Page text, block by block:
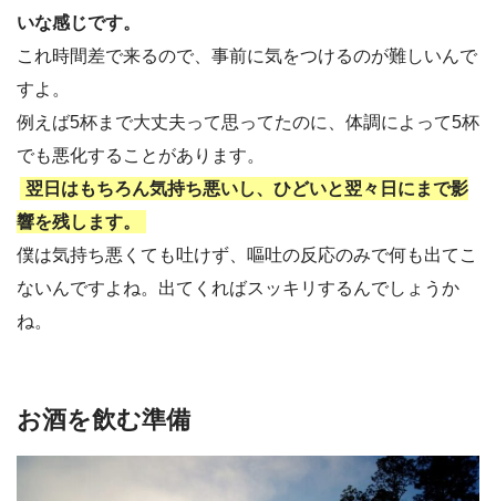
いな感じです。
これ時間差で来るので、事前に気をつけるのが難しいんで
すよ。
例えば5杯まで大丈夫って思ってたのに、体調によって5杯
でも悪化することがあります。
翌日はもちろん気持ち悪いし、ひどいと翌々日にまで影
響を残します。
僕は気持ち悪くても吐けず、嘔吐の反応のみで何も出てこ
ないんですよね。出てくればスッキリするんでしょうか
ね。
お酒を飲む準備